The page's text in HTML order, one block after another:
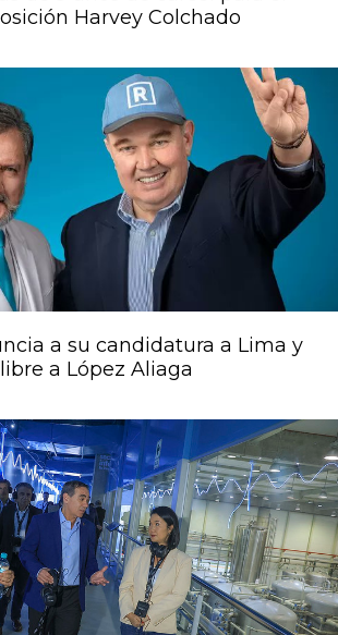
Harvey Colchado
a su candidatura a Lima y
a López Aliaga